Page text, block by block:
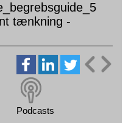
tænkning -
Podcasts